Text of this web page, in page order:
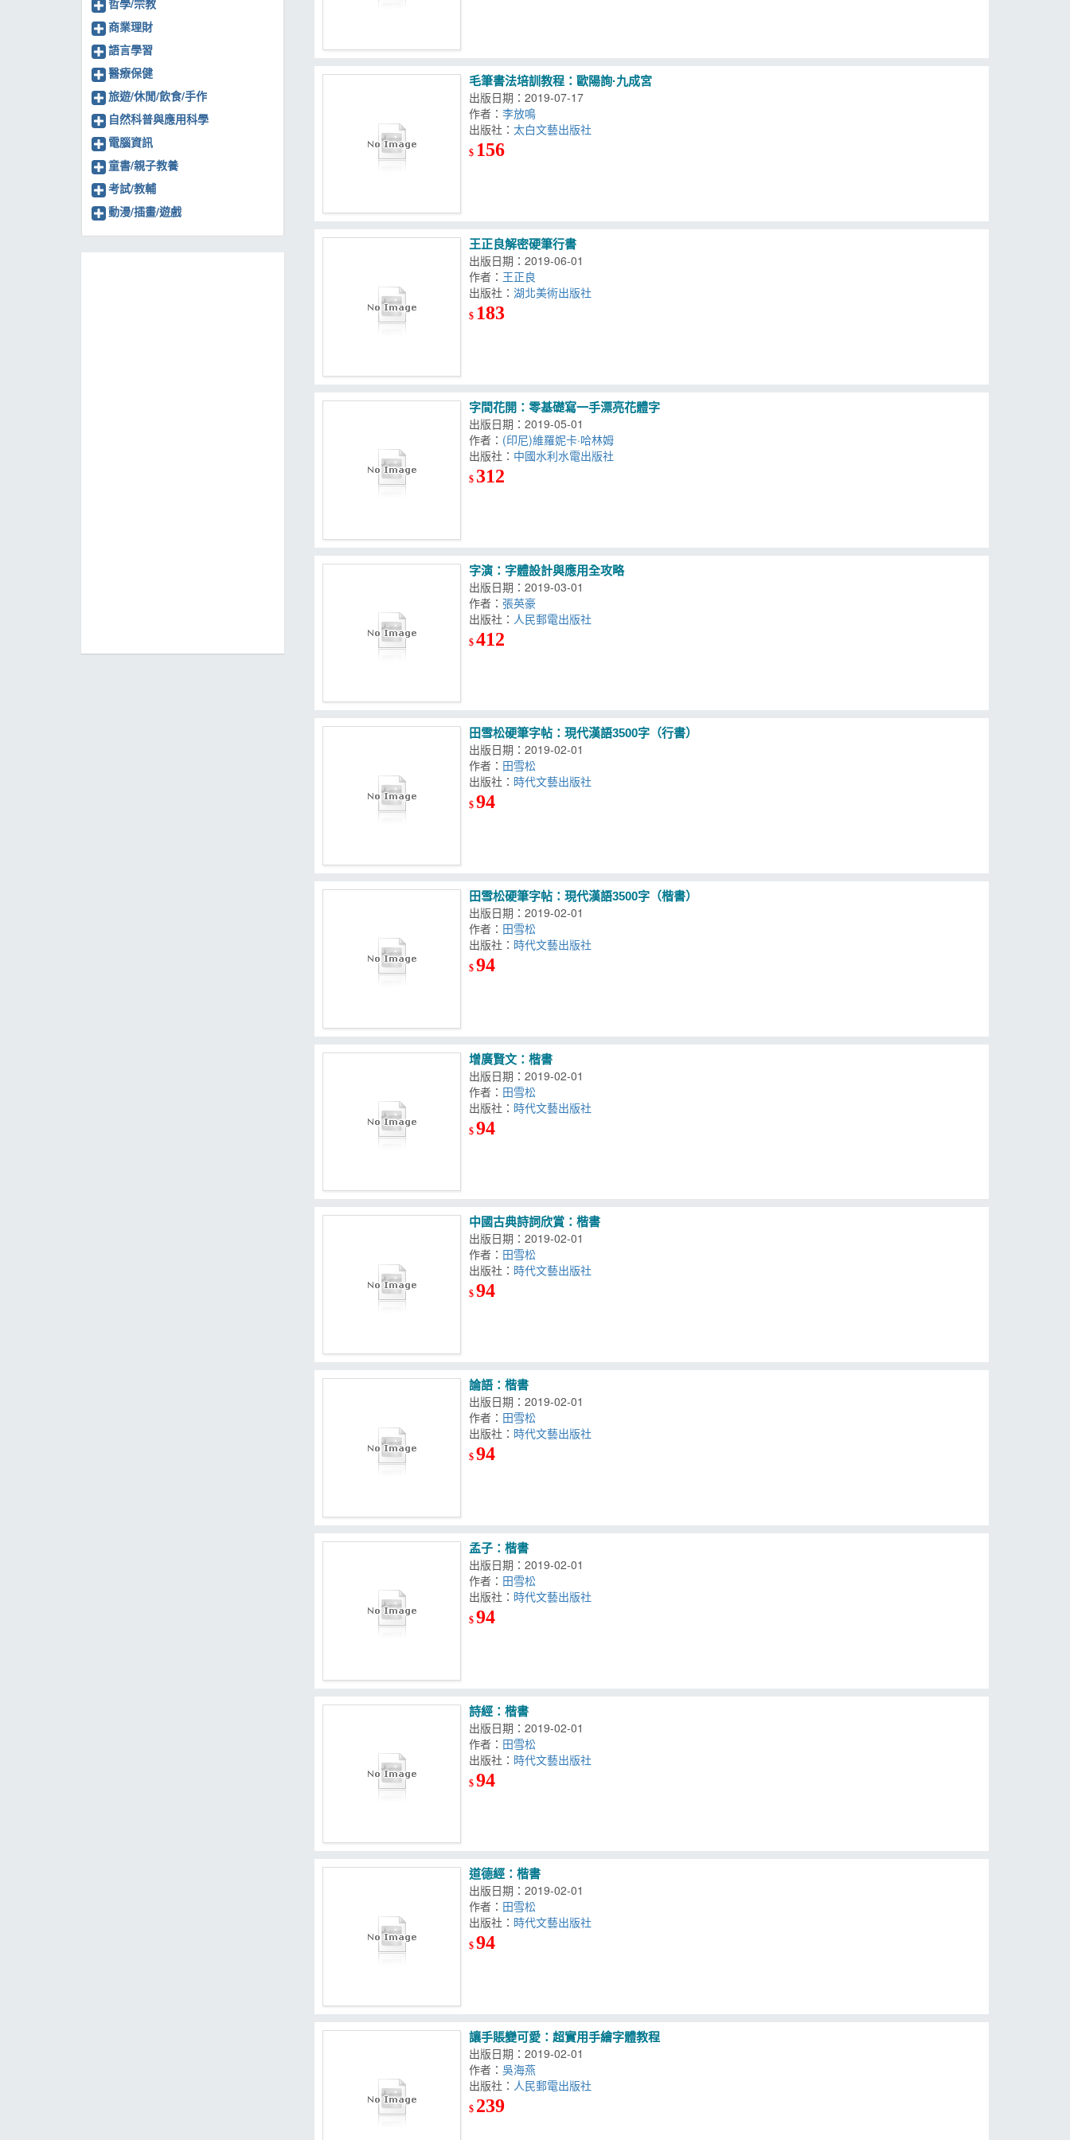
毛筆書法培訓教程：歐陽詢·九成宮
出版日期：2019-07-17
作者：李放鳴
出版社：太白文藝出版社
$ 156
王正良解密硬筆行書
出版日期：2019-06-01
作者： 王正良
出版社：湖北美術出版社
$ 183
字間花開：零基礎寫一手漂亮花體字
出版日期：2019-05-01
作者： (印尼)維羅妮卡·哈林姆
出版社： 中國水利水電出版社
$ 312
字演：字體設計與應用全攻略
出版日期：2019-03-01
作者：張英豪
出版社： 人民郵電出版社
$412
田雪松硬筆字帖：現代漢語3500字（行書）
出版日期：2019-02-01
作者： 田雪松
出版社： 時代文藝出版社
$ 94
田雪松硬筆字帖：現代漢語3500字（楷書）
出版日期：2019-02-01
作者： 田雪松
出版社： 時代文藝出版社
$ 94
增廣賢文：楷書
出版日期：2019-02-01
作者： 田雪松
出版社： 時代文藝出版社
$94
中國古典詩詞欣賞：楷書
出版日期：2019-02-01
作者： 田雪松
出版社： 時代文藝出版社
$ 94
論語：楷書
出版日期：2019-02-01
作者： 田雪松
出版社： 時代文藝出版社
$ 94
孟子：楷書
出版日期：2019-02-01
作者： 田雪松
出版社： 時代文藝出版社
$ 94
詩經：楷書
出版日期：2019-02-01
作者： 田雪松
出版社： 時代文藝出版社
$94
道德經：楷書
出版日期：2019-02-01
作者： 田雪松
出版社： 時代文藝出版社
$ 94
讓手賬變可愛：超實用手繪字體教程
出版日期：2019-02-01
作者：吳海燕
出版社： 人民郵電出版社
$ 239
哲學/宗教
商業理財
語言學習
醫療保健
旅遊/休閒/飲食/手作
自然科普與應用科學
電腦資訊
童書/親子教養
考試/教輔
動漫/插畫/遊戲